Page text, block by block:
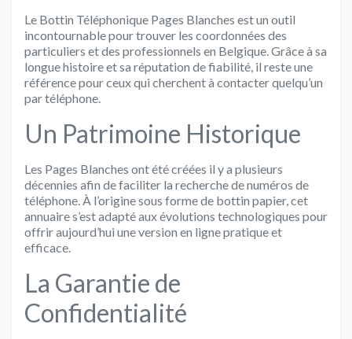
Le Bottin Téléphonique Pages Blanches est un outil
incontournable pour trouver les coordonnées des
particuliers et des professionnels en Belgique. Grâce à sa
longue histoire et sa réputation de fiabilité, il reste une
référence pour ceux qui cherchent à contacter quelqu’un
par téléphone.
Un Patrimoine Historique
Les Pages Blanches ont été créées il y a plusieurs
décennies afin de faciliter la recherche de numéros de
téléphone. À l’origine sous forme de bottin papier, cet
annuaire s’est adapté aux évolutions technologiques pour
offrir aujourd’hui une version en ligne pratique et
efficace.
La Garantie de
Confidentialité